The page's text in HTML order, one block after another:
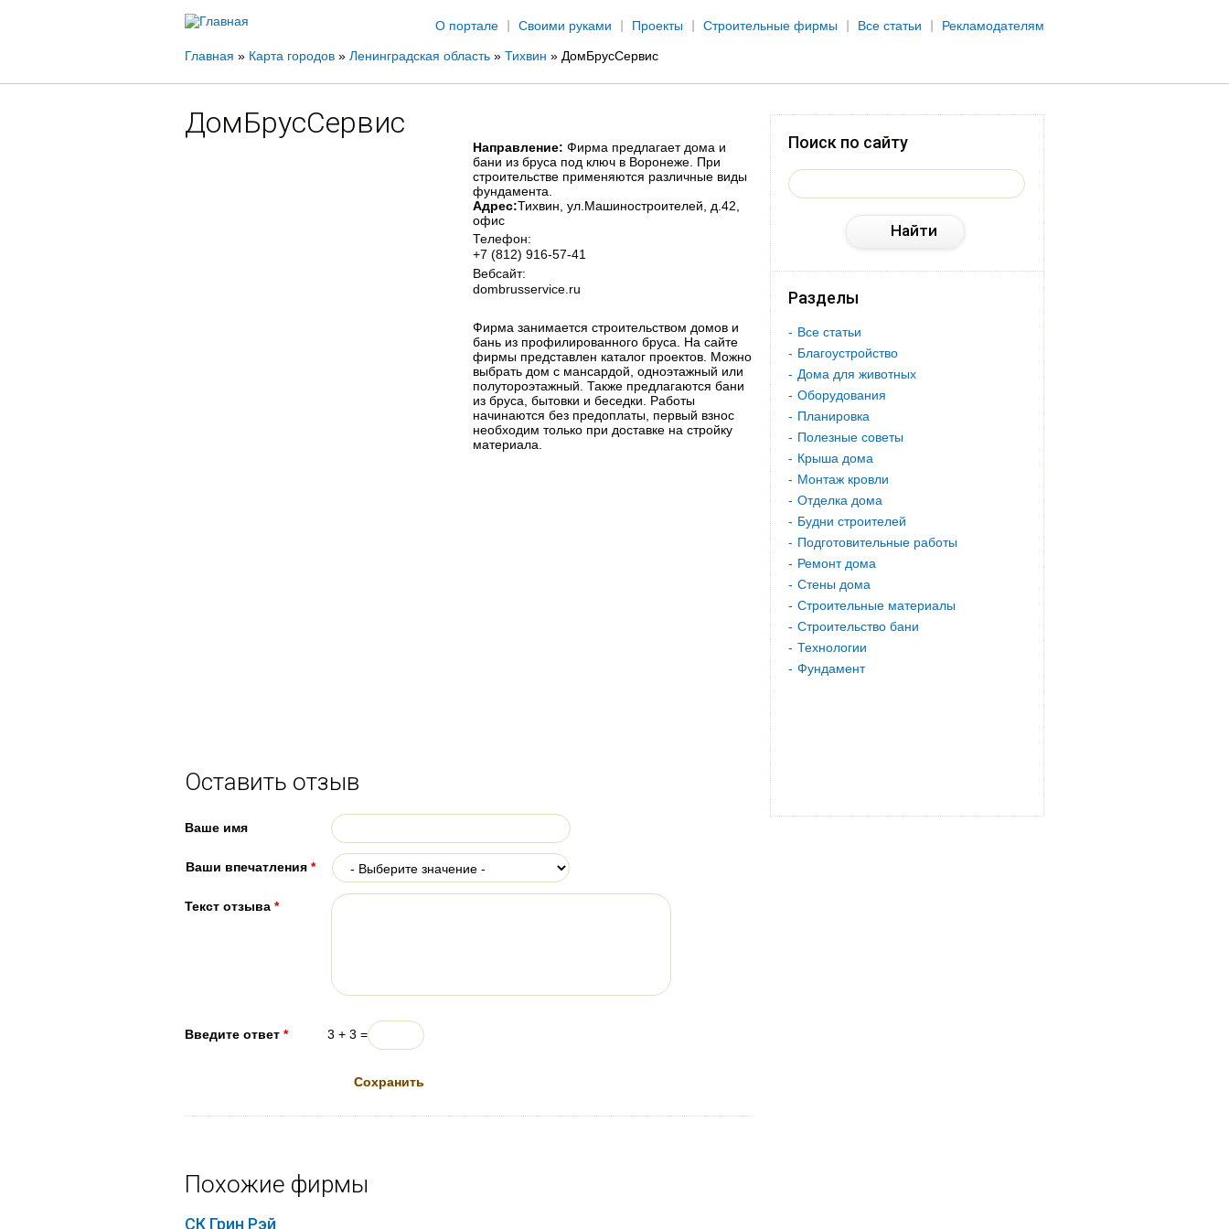
О портале
Своими руками Проекты Строительные фирмы Все статьи Рекламодателям
Вы
здесь
Главная » Карта городов » Ленинградская область » Тихвин » ДомБрусСервис
ДомБрусСервис
Направление: Фирма предлагает дома и
бани из бруса под ключ в Воронеже. При
строительстве применяются различные виды
фундамента.
Адрес:Тихвин , ул.Машиностроителей, д.42,
офис
Телефон:
+7 (812) 916-57-41
Вебсайт:
dombrusservice.ru
Фирма занимается строительством домов и
бань из профилированного бруса. На сайте
фирмы представлен каталог проектов. Можно
выбрать дом с мансардой, одноэтажный или
полутороэтажный. Также предлагаются бани
из бруса, бытовки и беседки. Работы
начинаются без предоплаты, первый взнос
необходим только при доставке на стройку
материала.
Оставить отзыв
Ваше имя
Ваши впечатления *
Текст отзыва *
Введите ответ * 3 + 3 =
Похожие фирмы
СК Грин Рэй
Поиск по сайту
Разделы
Все статьи
Благоустройство
Дома для животных
Оборудования
Планировка
Полезные советы
Крыша дома
Монтаж кровли
Отделка дома
Будни строителей
Подготовительные работы
Ремонт дома
Стены дома
Строительные материалы
Строительство бани
Технологии
Фундамент